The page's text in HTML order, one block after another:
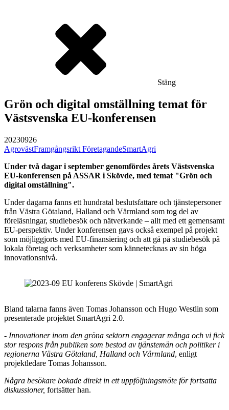
Stäng
Grön och digital omställning temat för
Västsvenska EU-konferensen
20230926
AgrovästFramgångsrikt FöretagandeSmartAgri
Under två dagar i september genomfördes årets Västsvenska
EU-konferensen på ASSAR i Skövde, med temat "Grön och
digital omställning".
Under dagarna fanns ett hundratal beslutsfattare och tjänstepersoner
från Västra Götaland, Halland och Värmland som tog del av
föreläsningar, studiebesök och nätverkande – allt med ett gemensamt
EU-perspektiv. Under konferensen gavs också exempel på projekt
som möjliggjorts med EU-finansiering och att gå på studiebesök på
lokala företag och verksamheter som kännetecknas av sin höga
innovationsnivå.
Bland talarna fanns även Tomas Johansson och Hugo Westlin som
presenterade projektet SmartAgri 2.0.
- Innovationer inom den gröna sektorn engagerar många och vi fick
stor respons från publiken som bestod av tjänstemän och politiker i
regionerna Västra Götaland, Halland och Värmland, enligt
projektledare Tomas Johansson.
Några besökare bokade direkt in ett uppföljningsmöte för fortsatta
diskussioner, fortsätter han.